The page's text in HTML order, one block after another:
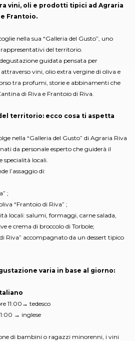
vini, oli e prodotti tipici ad Agraria
e Frantoio.
nella sua “Galleria del Gusto”, uno
del territorio.
guidata pensata per
vini, olio extra vergine di oliva e
tra profumi, storie e abbinamenti che
di Riva e Frantoio di Riva.
territorio: ecco cosa ti aspetta
nella “Galleria del Gusto” di Agraria Riva
da personale esperto che guiderà il
specialità locali.
l’assaggio di:
;
“Frantoio di Riva” ;
locali: salumi, formaggi, carne salada,
e crema di broccolo di Torbole;
Riva” accompagnato da un dessert tipico
varia in base al giorno:
11:00→ tedesco
→ inglese
di bambini o ragazzi minorenni, i vini